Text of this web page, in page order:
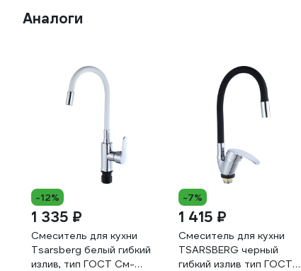
Аналоги
-12%
1 335 ₽
Смеситель для кухни
Tsarsberg белый гибкий
излив, тип ГОСТ См-
-7%
1 415 ₽
Смеситель для кухни
TSARSBERG черный
гибкий излив тип ГОСТ